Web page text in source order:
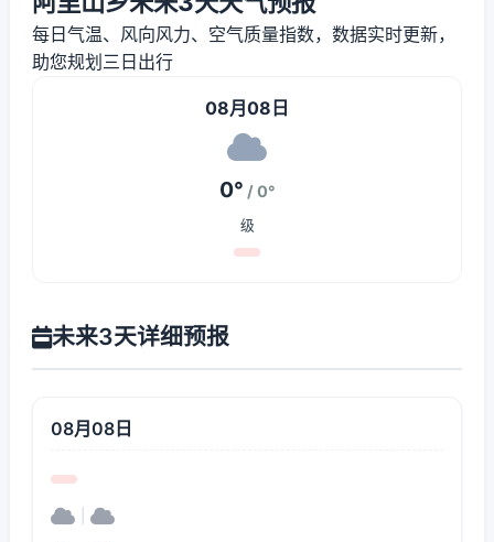
每日气温、风向风力、空气质量指数，数据实时更新，
助您规划三日出行
08月08日
0° / 0°
级
未来3天详细预报
08月08日